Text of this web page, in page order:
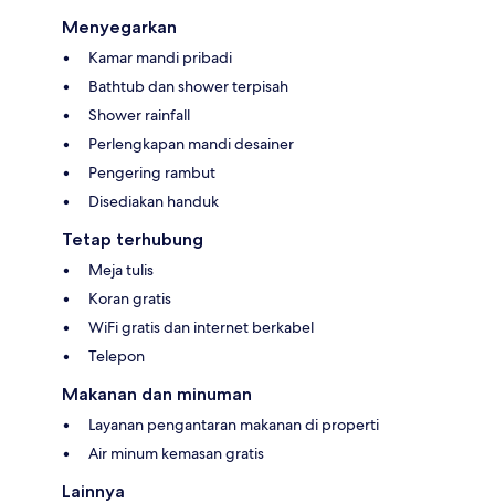
Menyegarkan
Kamar mandi pribadi
Bathtub dan shower terpisah
Shower rainfall
Perlengkapan mandi desainer
Pengering rambut
Disediakan handuk
Tetap terhubung
Meja tulis
Koran gratis
WiFi gratis dan internet berkabel
Telepon
Makanan dan minuman
Layanan pengantaran makanan di properti
Air minum kemasan gratis
Lainnya